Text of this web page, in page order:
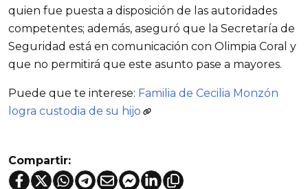
quien fue puesta a disposición de las autoridades
competentes; además, aseguró que la Secretaría de
Seguridad está en comunicación con Olimpia Coral y
que no permitirá que este asunto pase a mayores.
Puede que te interese: Familia de Cecilia Monzón
logra custodia de su hijo
Compartir: